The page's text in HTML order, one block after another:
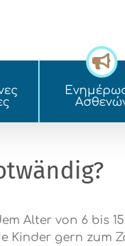
Alter von 6 bis
Kinder gern zum